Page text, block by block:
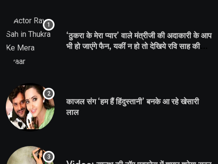
‘ठुकरा के मेरा प्यार’ वाले मंत्रीजी की अदाकारी के आप
भी हो जाएंगे फैन, यकीं न हो तो देखिये रवि साह की
काजल संग ‘हम हैं हिंदुस्तानी’ बनके आ रहे खेसारी
लाल